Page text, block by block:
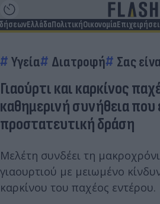
ΕλλάδαΠολιτικήΟικονομία
Υγεία Διατροφή Σας
Γιαούρτι και καρκίνος
καθημερινή συνήθεια που
προστατευτική δράση
Μελέτη συνδέει τη
γιαουρτιού με μειωμένο
καρκίνου του παχέος εντέρου.